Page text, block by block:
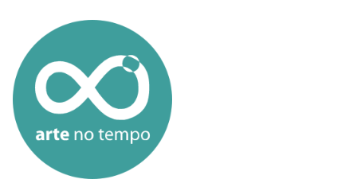
conteúdo